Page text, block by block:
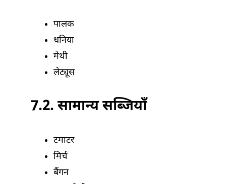
पालक
धनिया
मेथी
लेट्यूस
7.2. सामान्य सब्जियाँ
टमाटर
मिर्च
बैंगन